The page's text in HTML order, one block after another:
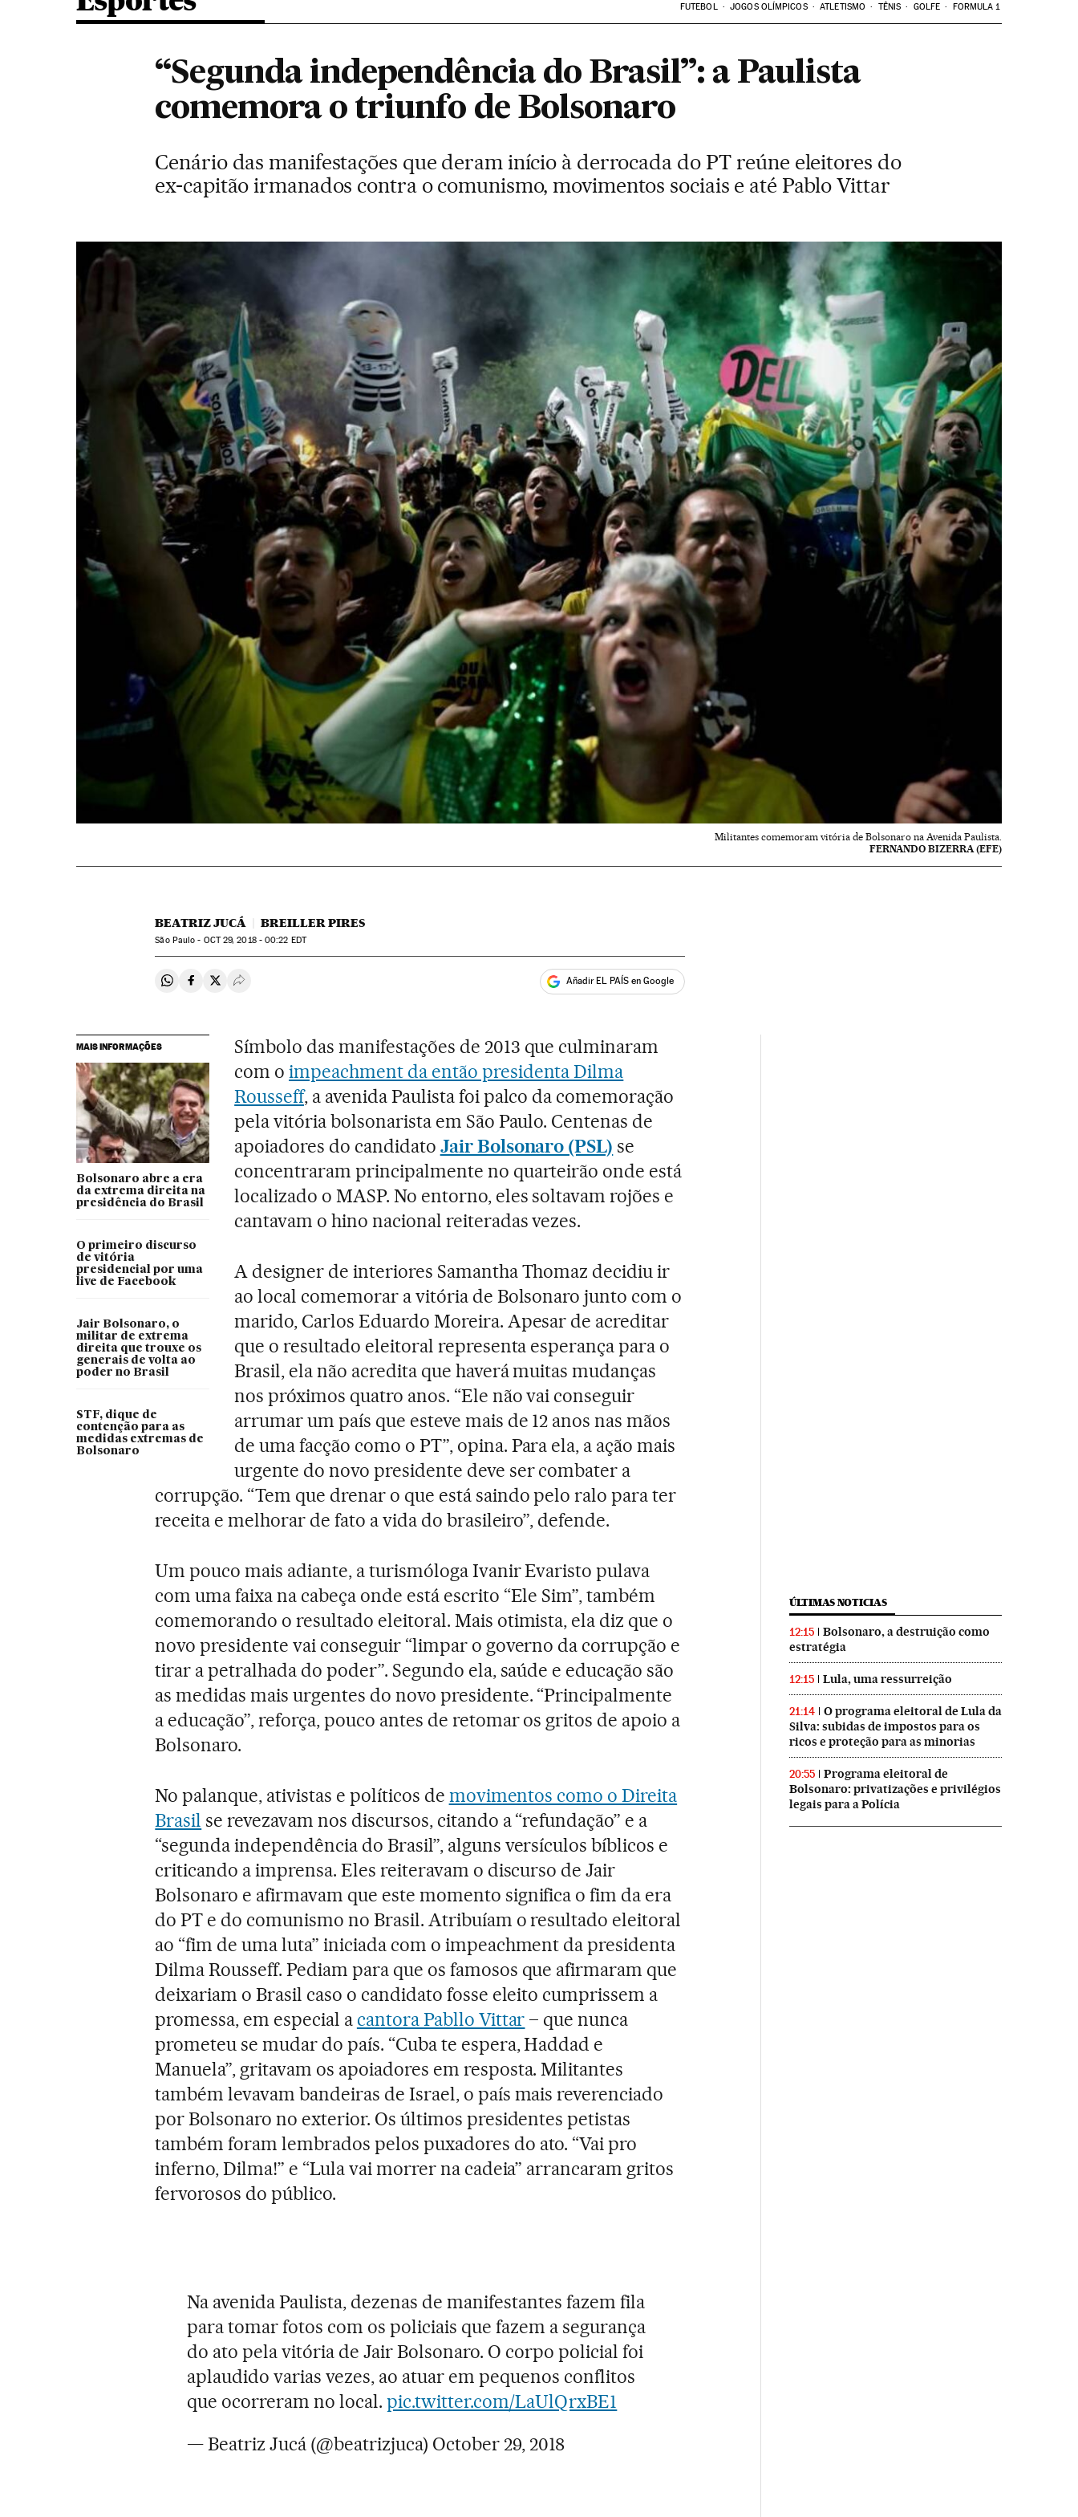
FUTEBOL JOGOS OLÍMPICOS ATLETISMO TÊNIS GOLFE FORMULA 1
“Segunda independência do Brasil”: a Paulista
comemora o triunfo de Bolsonaro
Cenário das manifestações que deram início à derrocada do PT reúne eleitores do
ex-capitão irmanados contra o comunismo, movimentos sociais e até Pablo Vittar
Militantes comemoram vitória de Bolsonaro na Avenida Paulista.
FERNANDO BIZERRA (EFE)
BEATRIZ JUCÁ BREILLER PIRES
São Paulo - OCT29, 2018 - 00:22 EDT
Compartir en Whatsapp
Compartir en Facebook
Compartir en Twitter
Desplegar Redes Sociales Añadir EL PAÍS en Google
MAIS INFORMAÇÕES
Bolsonaro abre a era
da extrema direita na
presidência do Brasil
O primeiro discurso
de vitória
presidencial por uma
live de Facebook
Jair Bolsonaro, o
militar de extrema
direita que trouxe os
generais de volta ao
poder no Brasil
STF, dique de
contenção para as
medidas extremas de
Bolsonaro
Símbolo das manifestações de 2013 que culminaram
com oimpeachment da então presidenta Dilma
Rousseff, a avenida Paulista foi palco da comemoração
pela vitória bolsonarista em São Paulo. Centenas de
apoiadores do candidato Jair Bolsonaro (PSL) se
concentraram principalmente no quarteirão onde está
localizado o MASP. No entorno, eles soltavam rojões e
cantavam o hino nacional reiteradas vezes.
A designer de interiores Samantha Thomaz decidiu ir
ao local comemorar a vitória de Bolsonaro junto com o
marido, Carlos Eduardo Moreira. Apesar de acreditar
que o resultado eleitoral representa esperança para o
Brasil, ela não acredita que haverá muitas mudanças
nos próximos quatro anos. “Ele não vai conseguir
arrumar um país que esteve mais de 12 anos nas mãos
de uma facção como o PT”, opina. Para ela, a ação mais
urgente do novo presidente deve ser combater a
corrupção. “Tem que drenar o que está saindo pelo ralo para ter
receita e melhorar de fato a vida do brasileiro”, defende.
Um pouco mais adiante, a turismóloga Ivanir Evaristo pulava
com uma faixa na cabeça onde está escrito “Ele Sim”, também
comemorando o resultado eleitoral. Mais otimista, ela diz que o
novo presidente vai conseguir “limpar o governo da corrupção e
tirar a petralhada do poder”. Segundo ela, saúde e educação são
as medidas mais urgentes do novo presidente. “Principalmente
a educação”, reforça, pouco antes de retomar os gritos de apoio a
Bolsonaro.
No palanque, ativistas e políticos de movimentos como o Direita
Brasil se revezavam nos discursos, citando a “refundação” e a
“segunda independência do Brasil”, alguns versículos bíblicos e
criticando a imprensa. Eles reiteravam o discurso de Jair
Bolsonaro e afirmavam que este momento significa o fim da era
do PT e do comunismo no Brasil. Atribuíam o resultado eleitoral
ao “fim de uma luta” iniciada com o impeachment da presidenta
Dilma Rousseff. Pediam para que os famosos que afirmaram que
deixariam o Brasil caso o candidato fosse eleito cumprissem a
promessa, em especial a cantora Pabllo Vittar – que nunca
prometeu se mudar do país. “Cuba te espera, Haddad e
Manuela”, gritavam os apoiadores em resposta. Militantes
também levavam bandeiras de Israel, o país mais reverenciado
por Bolsonaro no exterior. Os últimos presidentes petistas
também foram lembrados pelos puxadores do ato. “Vai pro
inferno, Dilma!” e “Lula vai morrer na cadeia” arrancaram gritos
fervorosos do público.
Na avenida Paulista, dezenas de manifestantes fazem fila
para tomar fotos com os policiais que fazem a segurança
do ato pela vitória de Jair Bolsonaro. O corpo policial foi
aplaudido varias vezes, ao atuar em pequenos conflitos
que ocorreram no local.pic.twitter.com/LaUlQrxBE1
— Beatriz Jucá (@beatrizjuca) October 29, 2018
ÚLTIMAS NOTICIAS
12:15
Bolsonaro, a destruição como
estratégia
12:15 Lula, uma ressurreição
21:14
O programa eleitoral de Lula da
Silva: subidas de impostos para os
ricos e proteção para as minorias
20:55
Programa eleitoral de
Bolsonaro: privatizações e privilégios
legais para a Polícia